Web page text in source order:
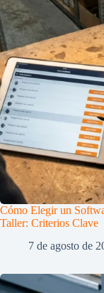
Cómo Elegir un
Taller: Criterios Clave
7 de agosto de